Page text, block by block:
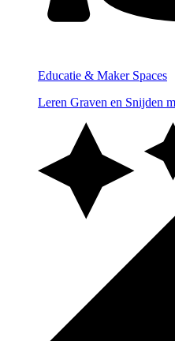
Educatie & Maker Spaces
Leren Graven en Snijden